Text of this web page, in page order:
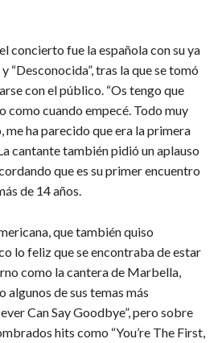
concierto fue la española con su ya
“Desconocida”, tras la que se tomó
con el público. “Os tengo que
como cuando empecé. Todo muy
me ha parecido que era la primera
cantante también pidió un aplauso
que es su primer encuentro
de 14 años.
que también quiso
lo feliz que se encontraba de estar
como la cantera de Marbella,
algunos de sus temas más
Can Say Goodbye”, pero sobre
hits como “You’re The First,